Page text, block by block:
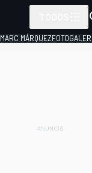
MARC MÁRQUEZ